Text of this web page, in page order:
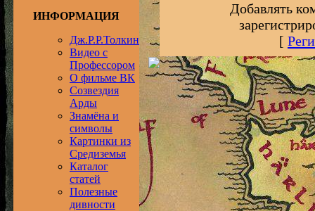
ИНФОРМАЦИЯ
Дж.Р.Р.Толкин
Видео с
Профессором
О фильме ВК
Созвездия
Арды
Знамёна и
символы
Картинки из
Средиземья
Каталог
статей
Полезные
дивности
Добавлять
[